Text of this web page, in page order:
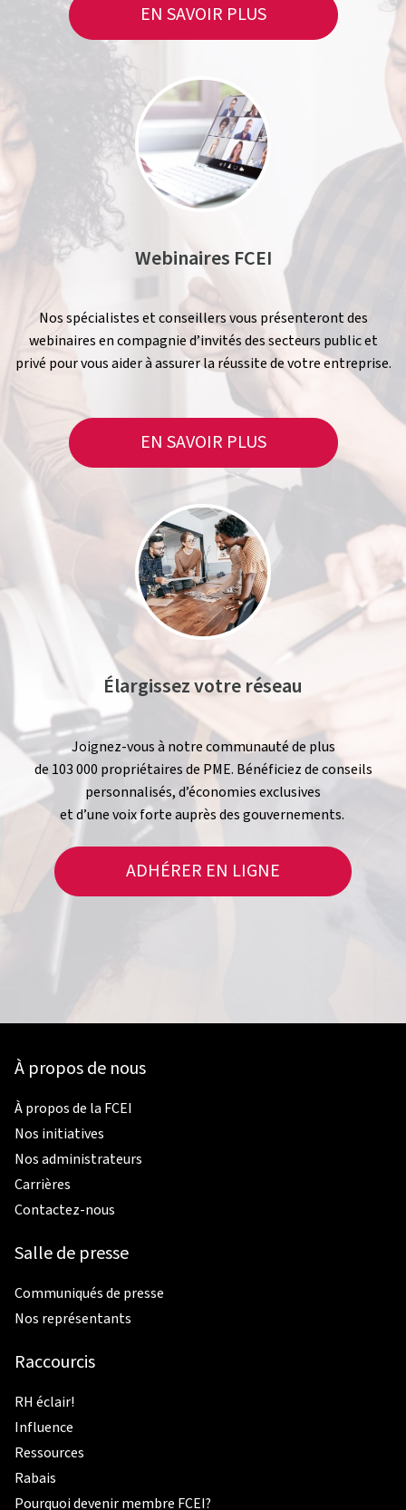
EN SAVOIR PLUS
Webinaires FCEI
Nos spécialistes et conseillers vous présenteront des
webinaires en compagnie d’invités des secteurs public et
privé pour vous aider à assurer la réussite de votre entreprise.
EN SAVOIR PLUS
Élargissez votre réseau
Joignez-vous à notre communauté de plus
de 103 000 propriétaires de PME. Bénéficiez de conseils
personnalisés, d’économies exclusives
et d’une voix forte auprès des gouvernements.
ADHÉRER EN LIGNE
À propos de nous
À propos de la FCEI
Nos initiatives
Nos administrateurs
Carrières
Contactez-nous
Salle de presse
Communiqués de presse
Nos représentants
Raccourcis
RH éclair!
Influence
Ressources
Rabais
Pourquoi devenir membre FCEI?